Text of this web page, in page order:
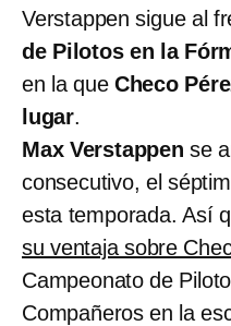
Verstappen sigue al
de Pilotos en la
en la que Checo
lugar.
Max Verstappen se
consecutivo, el
esta temporada. Así
su ventaja sobre
Campeonato de
Compañeros en la